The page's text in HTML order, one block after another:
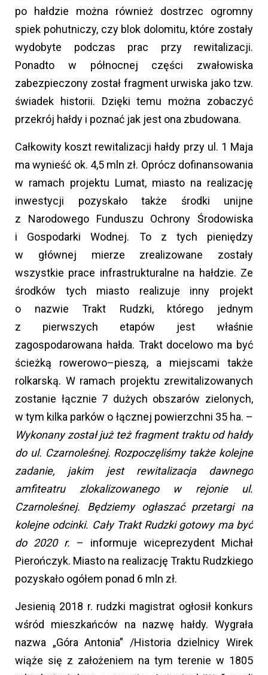
po hałdzie można również dostrzec ogromny
spiek pohutniczy, czy blok dolomitu, które zostały
wydobyte podczas prac przy rewitalizacji.
Ponadto w północnej części zwałowiska
zabezpieczony został fragment urwiska jako tzw.
świadek historii. Dzięki temu można zobaczyć
przekrój hałdy i poznać jak jest ona zbudowana.
Całkowity koszt rewitalizacji hałdy przy ul. 1 Maja
ma wynieść ok. 4,5 mln zł. Oprócz dofinansowania
w ramach projektu Lumat, miasto na realizację
inwestycji pozyskało także środki unijne
z Narodowego Funduszu Ochrony Środowiska
i Gospodarki Wodnej. To z tych pieniędzy
w głównej mierze zrealizowane zostały
wszystkie prace infrastrukturalne na hałdzie. Ze
środków tych miasto realizuje inny projekt
o nazwie Trakt Rudzki, którego jednym
z pierwszych etapów jest właśnie
zagospodarowana hałda. Trakt docelowo ma być
ścieżką rowerowo–pieszą, a miejscami także
rolkarską. W ramach projektu zrewitalizowanych
zostanie łącznie 7 dużych obszarów zielonych,
w tym kilka parków o łącznej powierzchni 35 ha. –
Wykonany został już też fragment traktu od hałdy
do ul. Czarnoleśnej. Rozpoczęliśmy także kolejne
zadanie, jakim jest rewitalizacja dawnego
amfiteatru zlokalizowanego w rejonie ul.
Czarnoleśnej. Będziemy ogłaszać przetargi na
kolejne odcinki. Cały Trakt Rudzki gotowy ma być
do 2020 r. – informuje wiceprezydent Michał
Pierończyk. Miasto na realizację Traktu Rudzkiego
pozyskało ogółem ponad 6 mln zł.
Jesienią 2018 r. rudzki magistrat ogłosił konkurs
wśród mieszkańców na nazwę hałdy. Wygrała
nazwa „Góra Antonia” /Historia dzielnicy Wirek
wiąże się z założeniem na tym terenie w 1805